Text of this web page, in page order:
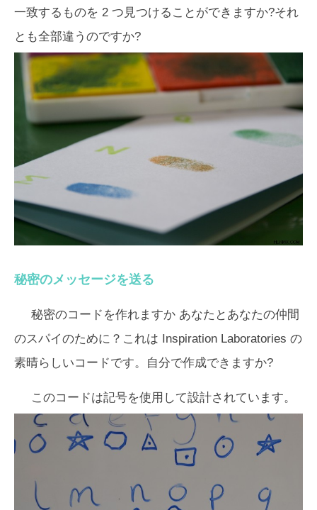
一致するものを 2 つ見つけることができますか?それ
とも全部違うのですか?
秘密のメッセージを送る
秘密のコード を作れますか あなたとあなたの仲間
のスパイのために？これは Inspiration Laboratories の
素晴らしいコードです。自分で作成できますか?
このコードは記号を使用して設計されています。